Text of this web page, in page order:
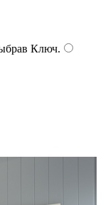
Ключ.